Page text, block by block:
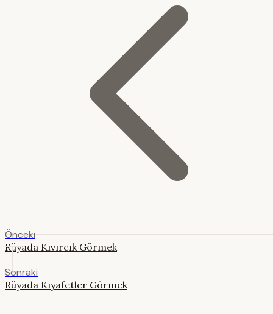
Önceki
Rüyada Kıvırcık Görmek
Sonraki
Rüyada Kıyafetler Görmek